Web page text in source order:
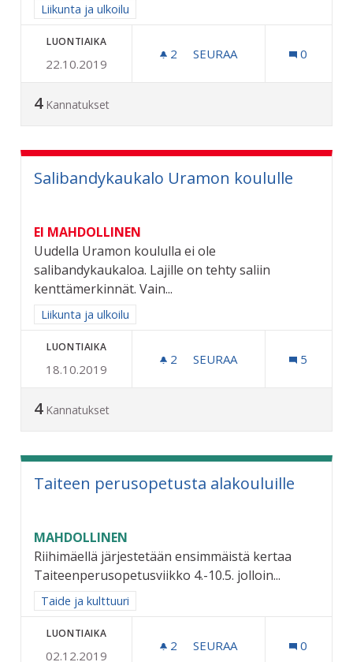
Rajaa tulokset aihepiirin mukaan: Liikunta ja ulkoilu
Liikunta ja ulkoilu
LUONTIAIKA
22.10.2019
2 2 SEURAAJAA
SEURAA 0
4 Kannatukset
Salibandykaukalo Uramon koululle
EI MAHDOLLINEN
Uudella Uramon koululla ei ole
salibandykaukaloa. Lajille on tehty saliin
kenttämerkinnät. Vain...
Rajaa tulokset aihepiirin mukaan: Liikunta ja ulkoilu
Liikunta ja ulkoilu
LUONTIAIKA
18.10.2019
2 2 SEURAAJAA
SEURAA 5
4 Kannatukset
Taiteen perusopetusta alakouluille
MAHDOLLINEN
Riihimäellä järjestetään ensimmäistä kertaa
Taiteenperusopetusviikko 4.-10.5. jolloin...
Rajaa tulokset aihepiirin mukaan: Taide ja kulttuuri
Taide ja kulttuuri
LUONTIAIKA
02.12.2019
2 2 SEURAAJAA
SEURAA 0